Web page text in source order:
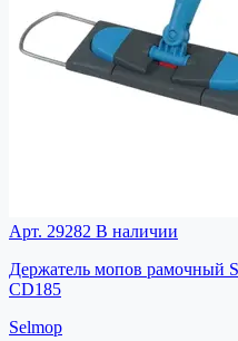
Арт. 29282 В наличии
Держатель мопов рамочный
СD185
Selmop